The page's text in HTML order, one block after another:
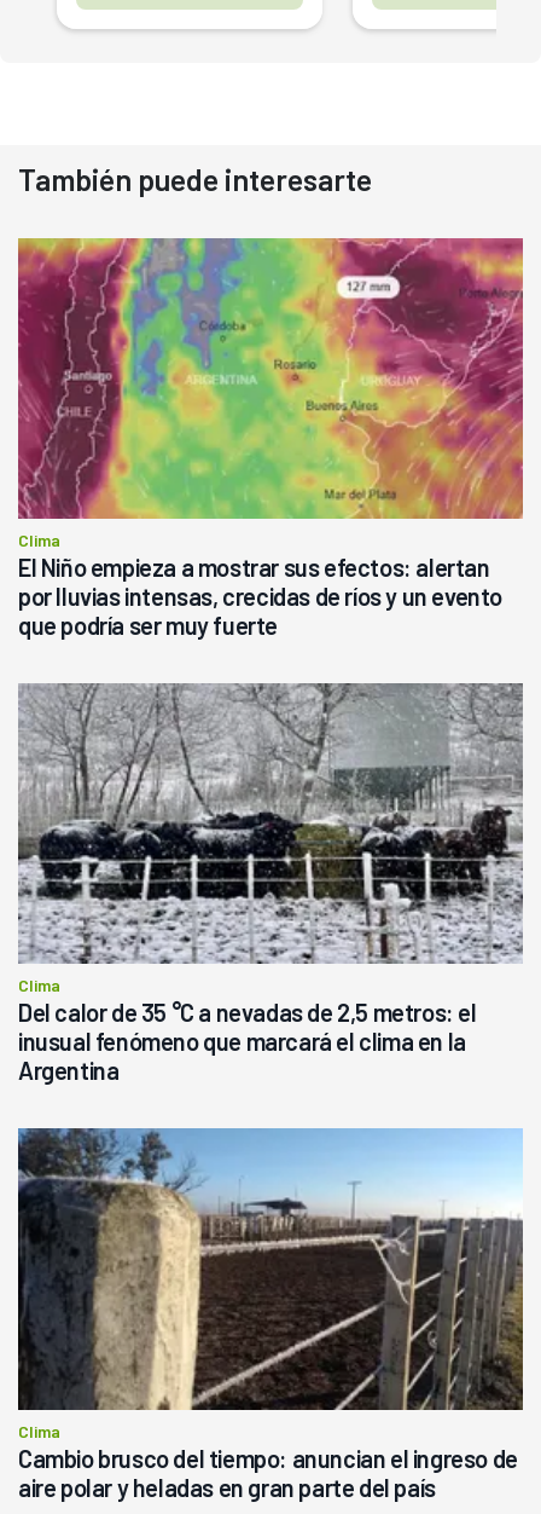
También puede interesarte
Clima
El Niño empieza a mostrar sus efectos: alertan
por lluvias intensas, crecidas de ríos y un evento
que podría ser muy fuerte
Clima
Del calor de 35 °C a nevadas de 2,5 metros: el
inusual fenómeno que marcará el clima en la
Argentina
Clima
Cambio brusco del tiempo: anuncian el ingreso de
aire polar y heladas en gran parte del país